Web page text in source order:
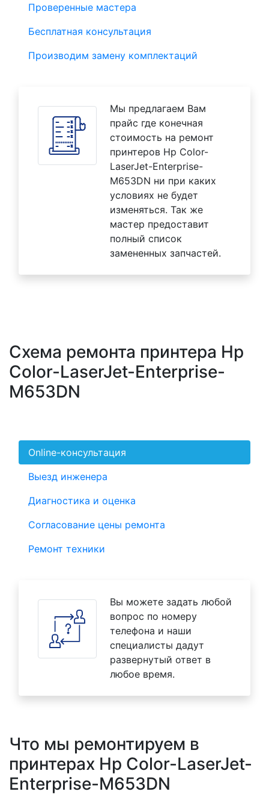
Проверенные мастера
Бесплатная консультация
Производим замену комплектаций
Мы предлагаем Вам
прайс где конечная
стоимость на ремонт
принтеров Hp Color-
LaserJet-Enterprise-
M653DN ни при каких
условиях не будет
изменяться. Так же
мастер предоставит
полный список
замененных запчастей.
Схема ремонта принтера Hp
Color-LaserJet-Enterprise-
M653DN
Online-консультация
Выезд инженера
Диагностика и оценка
Согласование цены ремонта
Ремонт техники
Вы можете задать любой
вопрос по номеру
телефона и наши
специалисты дадут
развернутый ответ в
любое время.
Что мы ремонтируем в
принтерах Hp Color-LaserJet-
Enterprise-M653DN